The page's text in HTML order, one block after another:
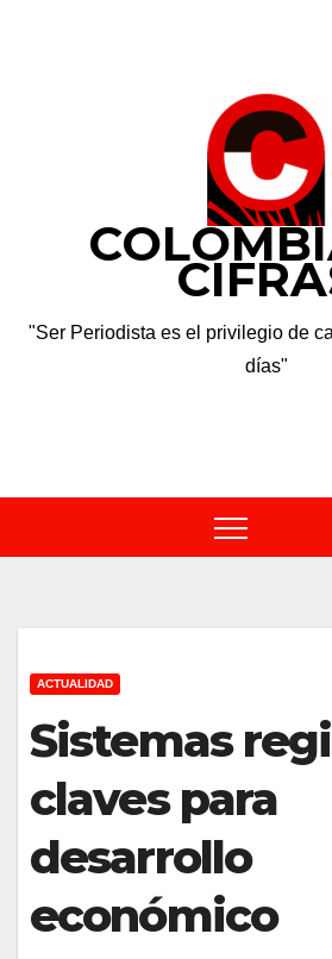
"Ser Periodista es el privilegio de
días"
ACTUALIDAD
Sistemas
claves para
desarrollo
económico